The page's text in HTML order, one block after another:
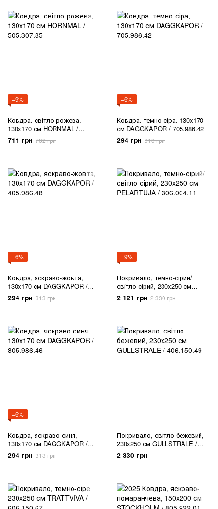
−9%
Ковдра, світло-рожева,
130x170 см HORNMAL /
505.307.85
711 грн 782 грн
−6%
Ковдра, темно-сіра, 130x170
см DAGGKAPOR / 705.986.42
294 грн 313 грн
−6%
Ковдра, яскраво-жовта,
130x170 см DAGGKAPOR /
405.986.48
294 грн 313 грн
−9%
Покривало, темно-сірий/
світло-сірий, 230x250 см
PELARTUJA / 306.004.11
2 121 грн 2 330 грн
−6%
Ковдра, яскраво-синя,
130x170 см DAGGKAPOR /
805.986.46
294 грн 313 грн
Покривало, світло-бежевий,
230x250 см GULLSTRALE /
406.150.49
2 330 грн